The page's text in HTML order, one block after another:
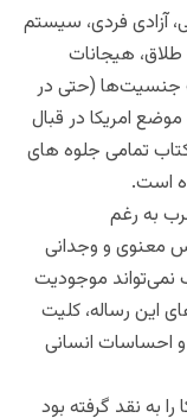
آزادی فردی، سیستم
طلاق، هیجانات
جنسیت‌ها (حتی در
موضع امریکا در قبال
تمامی جلوه های
است.
به رغم
معنوی و وجدانی
نمی‌تواند موجودیت
این رساله، کلیت
احساسات انسانی
به نقد گرفته بود